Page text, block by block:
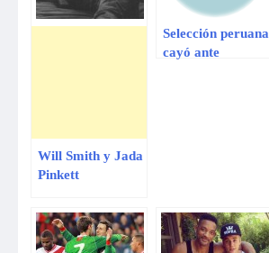
Will Smith y Jada
Pinkett
foto de su hija
Selección peruana
cayó ante